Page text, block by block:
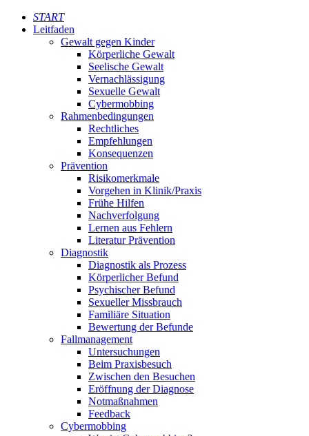
START
Leitfaden
Gewalt gegen Kinder
Körperliche Gewalt
Seelische Gewalt
Vernachlässigung
Sexuelle Gewalt
Cybermobbing
Rahmenbedingungen
Rechtliches
Empfehlungen
Konsequenzen
Prävention
Risikomerkmale
Vorgehen in Klinik/Praxis
Frühe Hilfen
Nachverfolgung
Lernen aus Fehlern
Literatur Prävention
Diagnostik
Diagnostik als Prozess
Körperlicher Befund
Psychischer Befund
Sexueller Missbrauch
Familiäre Situation
Bewertung der Befunde
Fallmanagement
Untersuchungen
Beim Praxisbesuch
Zwischen den Besuchen
Eröffnung der Diagnose
Notmaßnahmen
Feedback
Cybermobbing